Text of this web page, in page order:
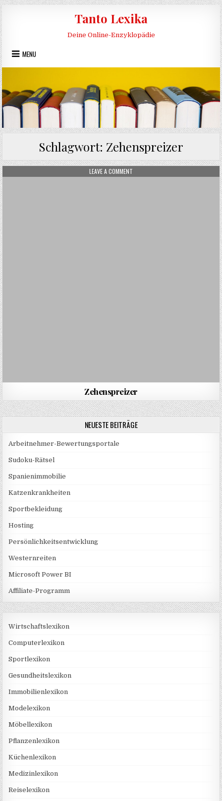
Skip to content
Tanto Lexika
Deine Online-Enzyklopädie
MENU
Schlagwort: Zehenspreizer
LEAVE A COMMENT
Zehenspreizer
NEUESTE BEITRÄGE
Arbeitnehmer-Bewertungsportale
Sudoku-Rätsel
Spanienimmobilie
Katzenkrankheiten
Sportbekleidung
Hosting
Persönlichkeitsentwicklung
Westernreiten
Microsoft Power BI
Affiliate-Programm
Wirtschaftslexikon
Computerlexikon
Sportlexikon
Gesundheitslexikon
Immobilienlexikon
Modelexikon
Möbellexikon
Pflanzenlexikon
Küchenlexikon
Medizinlexikon
Reiselexikon